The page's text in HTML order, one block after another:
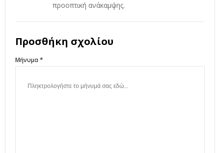
προοπτική ανάκαμψης.
Προσθήκη σχολίου
Μήνυμα *